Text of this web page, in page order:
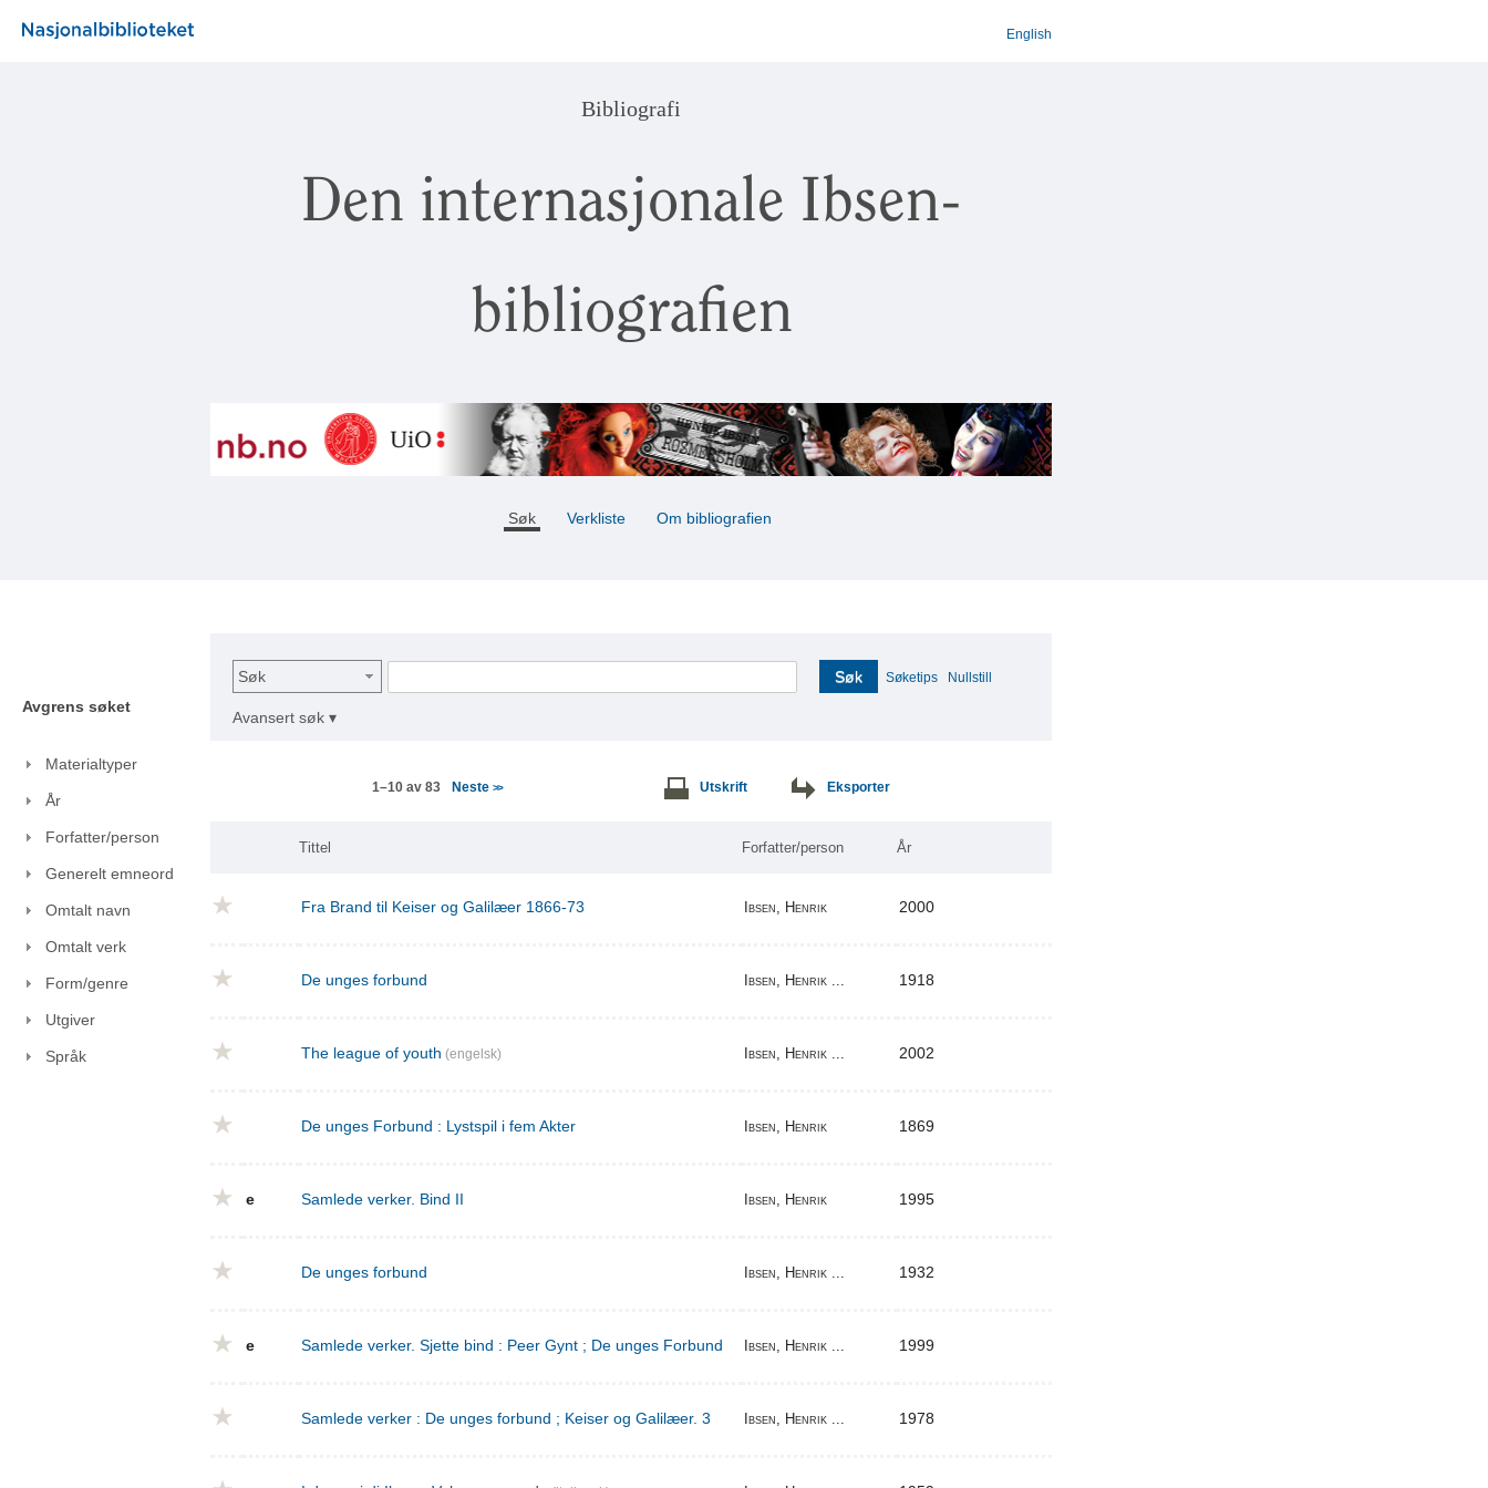
English
Bibliografi
Den internasjonale Ibsen-
bibliografien
Søk Verkliste Om bibliografien
Avgrens søket
Materialtyper
År
Forfatter/person
Generelt emneord
Omtalt navn
Omtalt verk
Form/genre
Utgiver
Språk
Søk Søk Søketips Nullstill
Avansert søk ▾
1–10 av 83 Neste>> Utskrift Eksporter
Tittel Forfatter/person År
Fra Brand til Keiser og Galilæer 1866-73 Ibsen, Henrik 2000
De unges forbund Ibsen, Henrik ... 1918
The league of youth (engelsk) Ibsen, Henrik ... 2002
De unges Forbund : Lystspil i fem Akter Ibsen, Henrik 1869
e Samlede verker. Bind II Ibsen, Henrik 1995
De unges forbund Ibsen, Henrik ... 1932
e Samlede verker. Sjette bind : Peer Gynt ; De unges Forbund Ibsen, Henrik ... 1999
Samlede verker : De unges forbund ; Keiser og Galilæer. 3 Ibsen, Henrik ... 1978